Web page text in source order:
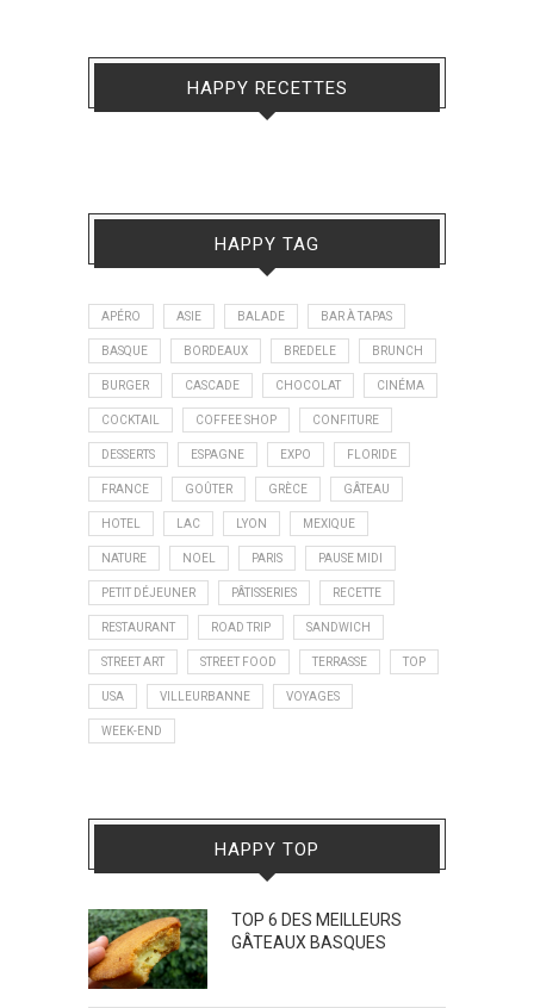
HAPPY RECETTES
HAPPY TAG
APÉRO ASIE BALADE BAR À TAPAS
BASQUE BORDEAUX BREDELE BRUNCH
BURGER CASCADE CHOCOLAT CINÉMA
COCKTAIL COFFEE SHOP CONFITURE
DESSERTS ESPAGNE EXPO FLORIDE
FRANCE GOÛTER GRÈCE GÂTEAU
HOTEL LAC LYON MEXIQUE
NATURE NOEL PARIS PAUSE MIDI
PETIT DÉJEUNER PÂTISSERIES RECETTE
RESTAURANT ROAD TRIP SANDWICH
STREET ART STREET FOOD TERRASSE TOP
USA VILLEURBANNE VOYAGES
WEEK-END
HAPPY TOP
TOP 6 DES MEILLEURS
GÂTEAUX BASQUES